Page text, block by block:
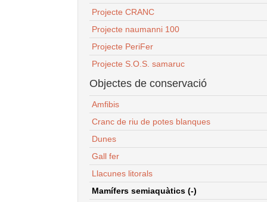
Projecte CRANC
Projecte naumanni 100
Projecte PeriFer
Projecte S.O.S. samaruc
Objectes de conservació
Amfibis
Cranc de riu de potes blanques
Dunes
Gall fer
Llacunes litorals
Mamífers semiaquàtics (-)